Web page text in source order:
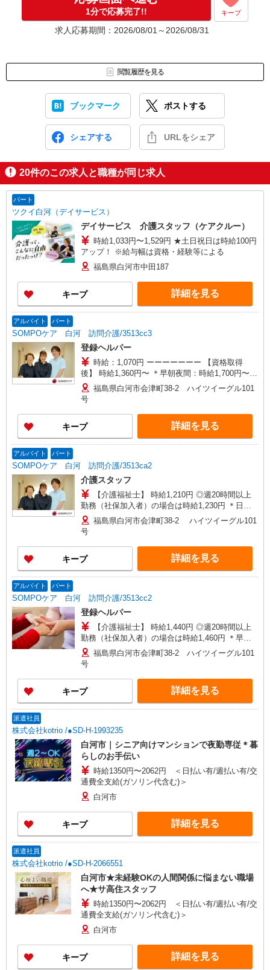
1分で応募完了!! キープ
求人応募期間：2026/08/01～2026/08/31
閲覧履歴を見る
ブックマーク ポストする
シェアする URLをシェア
20件のこの求人と職種が同じ求人
パート
ツクイ白河（デイサービス）
デイサービス 介護スタッフ（ケアクルー）
時給1,033円〜1,529円 ★土日祝日は時給100円
アップ！ ※給与幅は資格・経験等による
福島県白河市中田187
キープ 詳細を見る
アルバイト パート
SOMPOケア 白河 訪問介護/3513cc3
登録ヘルパー
時給：1,070円 ーーーーーーー 【資格取得
後】 時給1,360円〜 ＊早朝夜間：時給1,700円〜
＊日曜祝日：時給1,660円〜 ーーーーーーー
福島県白河市会津町38-2 ハイツイーグル101
号
キープ 詳細を見る
アルバイト パート
SOMPOケア 白河 訪問介護/3513ca2
介護スタッフ
【介護福祉士】 時給1,210円 ◎週20時間以上
勤務（社保加入者）の場合は時給1,230円 ＊日曜
祝日：時給1,510円〜 【実務者研修・初任者研修
（ヘルパー1級・2級）】 時給1,130円 ◎週20時間
以上勤務（社保加入者）の場合は時給1,150円〜
＊日曜祝日：時給1,430円〜 ◎身体介助、生活援
助が同時給
福島県白河市会津町38-2 ハイツイーグル101
号
キープ 詳細を見る
アルバイト パート
SOMPOケア 白河 訪問介護/3513cc2
登録ヘルパー
【介護福祉士】 時給1,440円 ◎週20時間以上
勤務（社保加入者）の場合は時給1,460円 ＊早朝
夜間（〜8:00、18:00〜）：時給1,800円〜 ＊日曜
祝日：時給1,740円〜 【実務者研修・初任者研修
（ヘルパー1級・2級）】 時給1,360円 ◎週20時間
以上勤務（社保加入者）の場合は時給1,380円〜
＊早朝夜間（〜8:00、18:00〜）：時給1,700円〜
＊日曜祝日：時給1,660円〜 ◎身体介助、生活援
給
福島県白河市会津町38-2 ハイツイーグル101
号
キープ 詳細を見る
派遣社員
株式会社kotrio /●SD-H-1993235
白河市｜シニア向けマンションで夜勤専従＊暮
らしのお手伝い
時給1350円〜2062円 ＜日払い有/週払い有/交
通費全支給(ガソリン代含む)＞
白河市
キープ 詳細を見る
派遣社員
株式会社kotrio /●SD-H-2066551
白河市★未経験OKの人間関係に悩まない職場
へ★サ高住スタッフ
時給1350円〜2062円 ＜日払い有/週払い有/交
通費全支給(ガソリン代含む)＞
白河市
キープ 詳細を見る